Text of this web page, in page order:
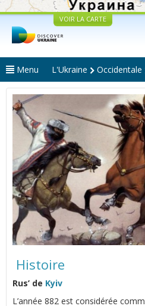
VOIR LA CARTE
Menu L'Ukraine Occidentale
Histoire
Rus’ de Kyiv
L’année 882 est considérée